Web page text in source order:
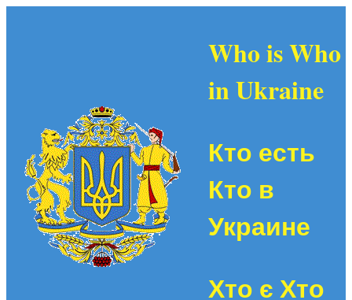
Who is Who
in Ukraine
Кто есть
Кто в
Украине
Хто є Хто